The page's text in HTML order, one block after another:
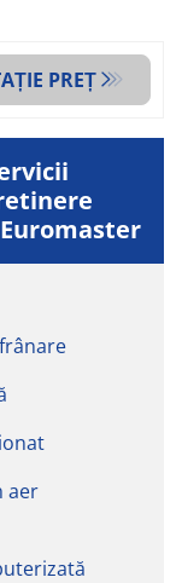
PREȚ
aer